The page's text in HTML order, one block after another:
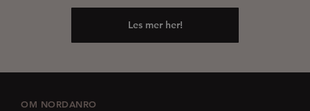
Les mer her!
OM NORDANRO